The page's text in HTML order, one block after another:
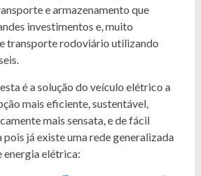
e armazenamento que
investimentos e, muito
transporte rodoviário utilizando
é a solução do veículo elétrico a
mais eficiente, sustentável,
mais sensata, e de fácil
já existe uma rede generalizada
energia elétrica: